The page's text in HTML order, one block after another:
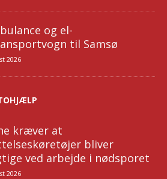
og el-
til Samsø
2026
kræver at
bliver
ved arbejde i nødsporet
2026